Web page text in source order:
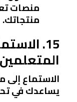
منصات
منتجاتك.
15.
المتعلمين
الاستماع
يساعدك في